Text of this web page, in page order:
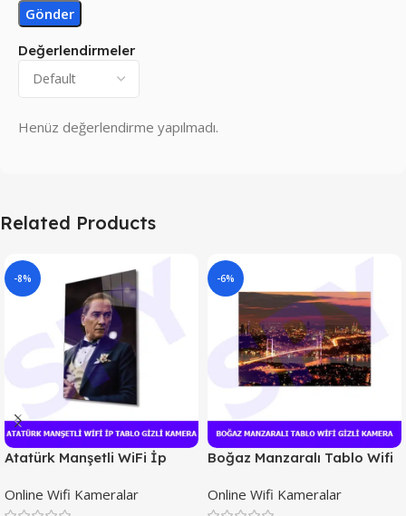
Değerlendirmeler
Henüz değerlendirme yapılmadı.
Related Products
-8%
Atatürk Manşetli WiFi İp
Online Wifi Kameralar
-6%
Boğaz Manzaralı Tablo Wifi
Online Wifi Kameralar